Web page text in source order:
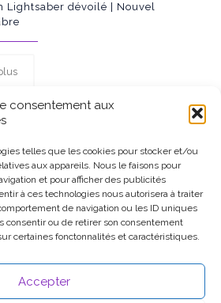
consentement aux
telles que les cookies pour stocker et/ou
aux appareils. Nous le faisons pour
et pour afficher des publicités
à ces technologies nous autorisera à traiter
de navigation ou les ID uniques
consentir ou de retirer son consentement
certaines fonctonnalités et caractéristiques.
Accepter
Lightsaber dévoilé | Nouvel
Partenaires d’Amazon EU, un
pour permettre à des sites de
grâce à la création de liens vers